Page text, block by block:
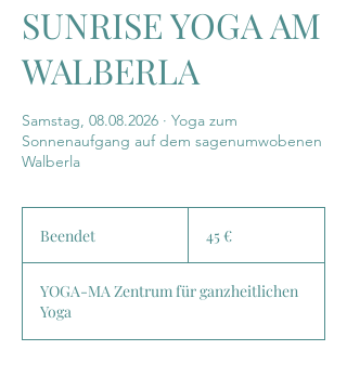
SUNRISE YOGA AM
WALBERLA
Samstag, 08.08.2026 · Yoga zum
Sonnenaufgang auf dem sagenumwobenen
Walberla
Beendet
n
e
45 €
YOGA-MA Zentrum für ganzheitlichen
Yoga